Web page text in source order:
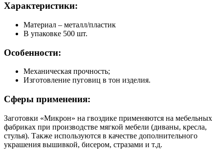
Характеристики:
Материал – металл/пластик
В упаковке 500 шт.
Особенности:
Механическая прочность;
Изготовление пуговиц в тон изделия.
Сферы применения:
Заготовки «Микрон» на гвоздике применяются на мебельных
фабриках при производстве мягкой мебели (диваны, кресла,
стулья). Также используются в качестве дополнительного
украшения вышивкой, бисером, стразами и т.д.